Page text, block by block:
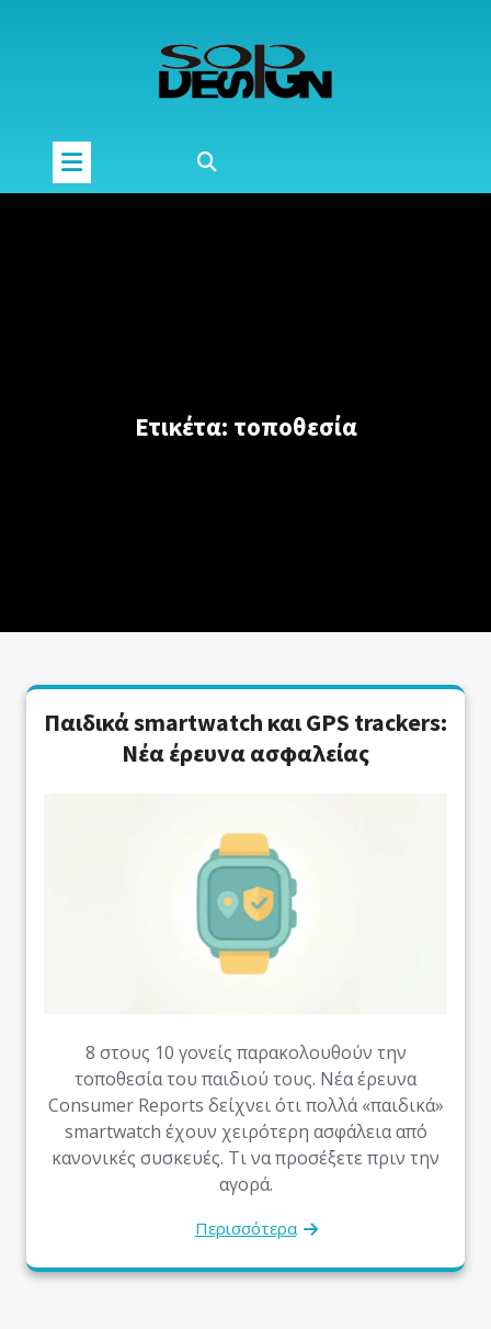
Ετικέτα: τοποθεσία
Παιδικά smartwatch και GPS trackers:
Νέα έρευνα ασφαλείας
8 στους 10 γονείς παρακολουθούν την
τοποθεσία του παιδιού τους. Νέα έρευνα
Consumer Reports δείχνει ότι πολλά «παιδικά»
smartwatch έχουν χειρότερη ασφάλεια από
κανονικές συσκευές. Τι να προσέξετε πριν την
αγορά.
Περισσότερα